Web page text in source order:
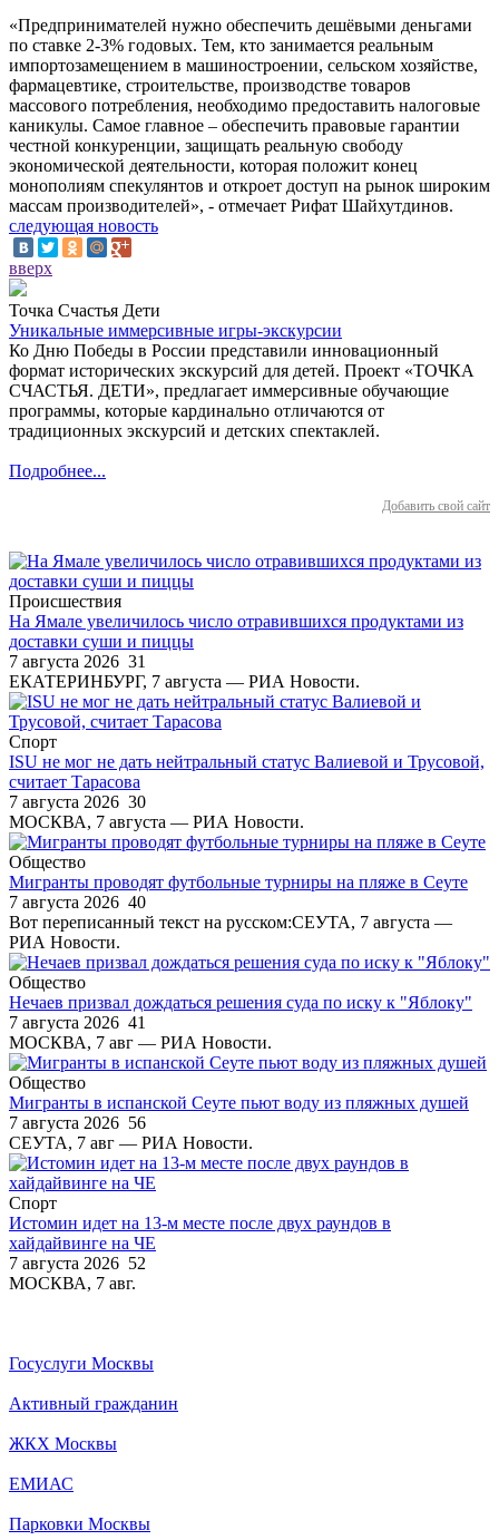
«Предпринимателей нужно обеспечить дешёвыми деньгами
по ставке 2-3% годовых. Тем, кто занимается реальным
импортозамещением в машиностроении, сельском хозяйстве,
фармацевтике, строительстве, производстве товаров
массового потребления, необходимо предоставить налоговые
каникулы. Самое главное – обеспечить правовые гарантии
честной конкуренции, защищать реальную свободу
экономической деятельности, которая положит конец
монополиям спекулянтов и откроет доступ на рынок широким
массам производителей», - отмечает Рифат Шайхутдинов.
следующая новость
вверх
Точка Счастья Дети
Уникальные иммерсивные игры-экскурсии
Ко Дню Победы в России представили инновационный
формат исторических экскурсий для детей. Проект «ТОЧКА
СЧАСТЬЯ. ДЕТИ», предлагает иммерсивные обучающие
программы, которые кардинально отличаются от
традиционных экскурсий и детских спектаклей.
Подробнее...
Добавить свой сайт
Происшествия
На Ямале увеличилось число отравившихся продуктами из
доставки суши и пиццы
7 августа 2026 31
ЕКАТЕРИНБУРГ, 7 августа — РИА Новости.
Спорт
ISU не мог не дать нейтральный статус Валиевой и Трусовой,
считает Тарасова
7 августа 2026 30
МОСКВА, 7 августа — РИА Новости.
Общество
Мигранты проводят футбольные турниры на пляже в Сеуте
7 августа 2026 40
Вот переписанный текст на русском:СЕУТА, 7 августа —
РИА Новости.
Общество
Нечаев призвал дождаться решения суда по иску к "Яблоку"
7 августа 2026 41
МОСКВА, 7 авг — РИА Новости.
Общество
Мигранты в испанской Сеуте пьют воду из пляжных душей
7 августа 2026 56
СЕУТА, 7 авг — РИА Новости.
Спорт
Истомин идет на 13-м месте после двух раундов в
хайдайвинге на ЧЕ
7 августа 2026 52
МОСКВА, 7 авг.
Госуслуги Москвы
Активный гражданин
ЖКХ Москвы
ЕМИАС
Парковки Москвы